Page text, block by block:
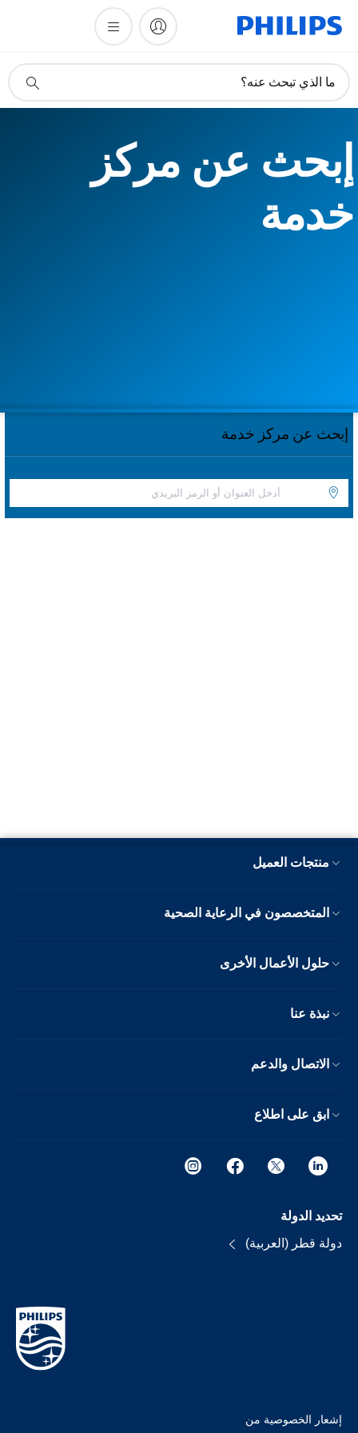
دعم
ما الذي تبحث عنه؟
إبحث عن مركز
خدمة
إبحث عن مركز خدمة
منتجات العميل
المتخصصون في الرعاية الصحية
حلول الأعمال الأخرى
نبذة عنا
الاتصال والدعم
ابق على اطلاع
تحديد الدولة
دولة قطر (العربية)
إشعار الخصوصية من